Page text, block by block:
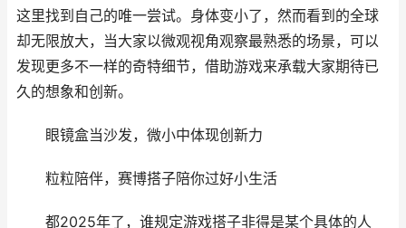
这里找到自己的唯一尝试。身体变小了，然而看到的全球
却无限放大，当大家以微观视角观察最熟悉的场景，可以
发现更多不一样的奇特细节，借助游戏来承载大家期待已
久的想象和创新。
眼镜盒当沙发，微小中体现创新力
粒粒陪伴，赛博搭子陪你过好小生活
都2025年了，谁规定游戏搭子非得是某个具体的人